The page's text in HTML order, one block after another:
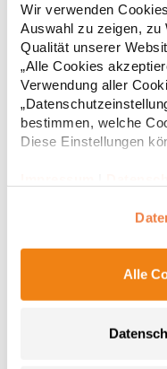
Wir verwenden
Auswahl zu zeigen, zu
Qualität unserer
„Alle Cookies
Verwendung aller
bestimmen, welche
Diese Einstellungen
Alle
Taschenabschluss und
Rippstrick versehen Elegantes Erscheinungsbild und dennoch
robust Für Industriewäsche geeignet Label-frei Pfegehinweis:
Bügeln erlaubtTrockner
g/
PolyesterAngaben zur
1001 Hersteller: HRM
* Preise inkl. gesetzlicher